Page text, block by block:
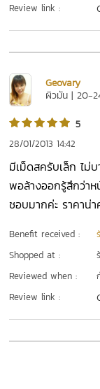
Review link :
Geovary
ผิวมัน | 20-
5
28/01/2013 14:42
มีเม็ดสครับเล็ก ไม่
พอล้างออกรู้สึกว่า
ชอบมากค่ะ ราคาน่
Benefit received :
Shopped at :
Reviewed when :
Review link :